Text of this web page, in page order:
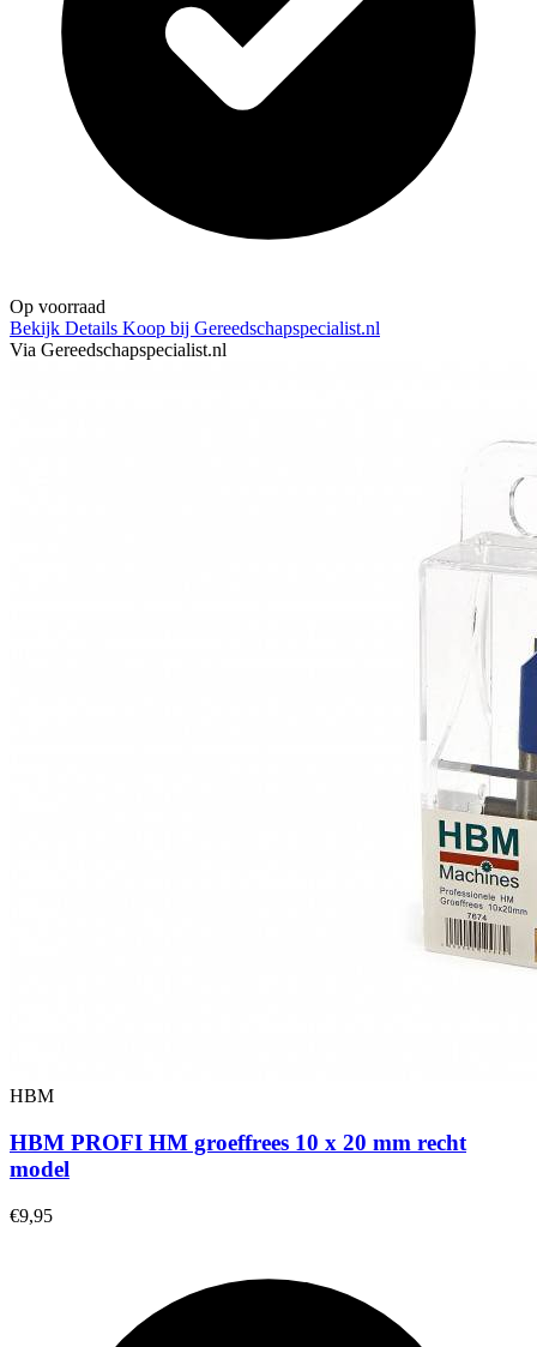
Op voorraad
Bekijk Details Koop bij Gereedschapspecialist.nl
Via Gereedschapspecialist.nl
HBM
HBM PROFI HM groeffrees 10 x 20 mm recht
model
€9,95